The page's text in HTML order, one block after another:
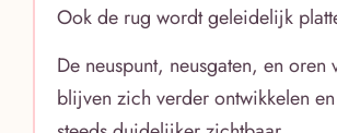
Ook de rug wordt geleidelijk
De neuspunt, neusgaten, en oren
blijven zich verder ontwikkelen